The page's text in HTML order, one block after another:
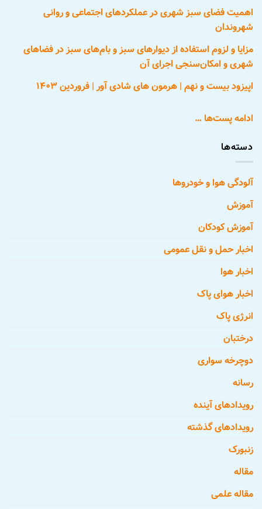
اهمیت فضای سبز شهری در عملکردهای اجتماعی و روانی
شهروندان
مزایا و لزوم استفاده از دیوارهای سبز و بام‌های سبز در فضاهای
شهری و امکان‌سنجی اجرای آن
اپیزود بیست و نهم | هرمون های شادی آور | فروردین ۱۴۰۳
ادامه پست‌ها …
دسته‌ها
آلودگی هوا و خودروها
آموزش
آموزش کودکان
اخبار حمل و نقل عمومی
اخبار هوا
اخبار هوای پاک
انرژی پاک
درختبان
دوچرخه سواری
رسانه
رویدادهای آینده
رویدادهای گذشته
زنبورک
مقاله
مقاله علمی